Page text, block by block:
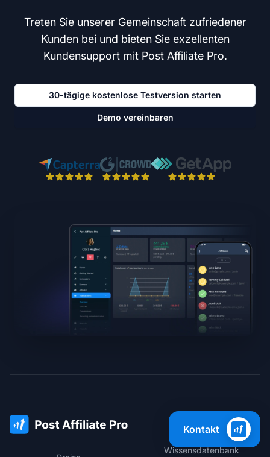
Treten Sie unserer Gemeinschaft zufriedener
Kunden bei und bieten Sie exzellenten
Kundensupport mit Post Affiliate Pro.
30-tägige kostenlose Testversion starten
Demo vereinbaren
Wissensdatenbank
Kontakt